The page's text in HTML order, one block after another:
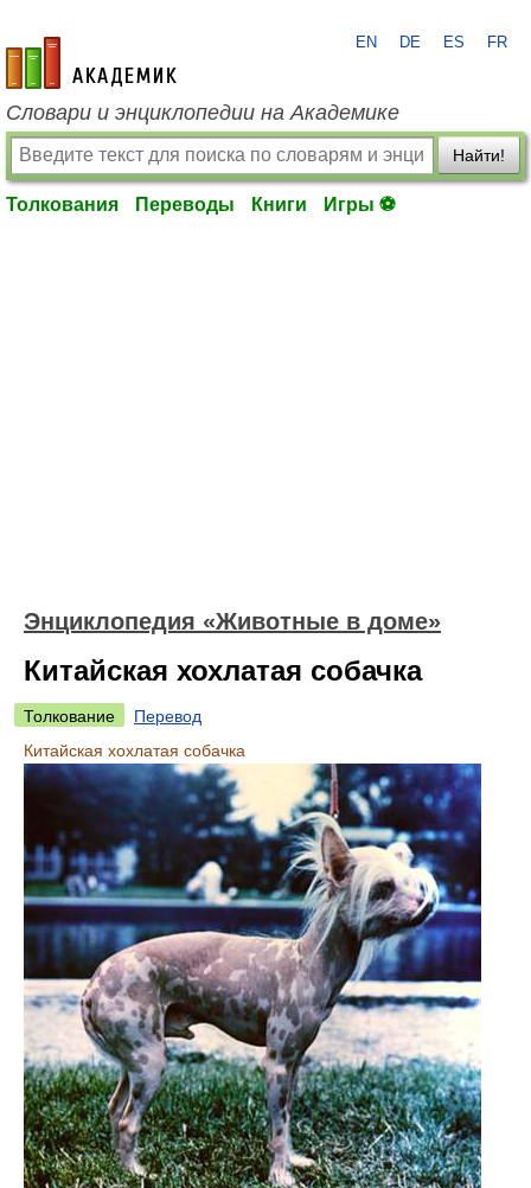
academic.ru
EN DE ES FR
Словари и энциклопедии на Академике
Найти!
Толкования Переводы Книги Игры ⚽
Энциклопедия «Животные в доме»
Китайская хохлатая собачка
Толкование
Перевод
Китайская хохлатая собачка